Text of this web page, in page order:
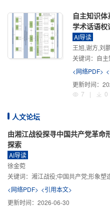
自主知识
学术话语
AI导读
王旭,谢方,刘
关键词： 自主知识
<网络PDF>
更新时间：
7
| 0
人文论坛
由湘江战役探寻中国共产党革
探索
AI导读
徐金菀
关键词： 湘江战役;中国共产党;形象塑
<网络PDF> <引用本文>
更新时间： 2026-06-30